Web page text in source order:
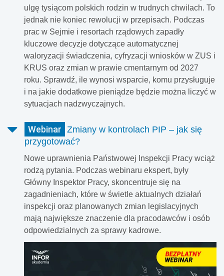
ulgę tysiącom polskich rodzin w trudnych chwilach. To
jednak nie koniec rewolucji w przepisach. Podczas
prac w Sejmie i resortach rządowych zapadły
kluczowe decyzje dotyczące automatycznej
waloryzacji świadczenia, cyfryzacji wniosków w ZUS i
KRUS oraz zmian w prawie cmentarnym od 2027
roku. Sprawdź, ile wynosi wsparcie, komu przysługuje
i na jakie dodatkowe pieniądze będzie można liczyć w
sytuacjach nadzwyczajnych.
Webinar Zmiany w kontrolach PIP – jak się
przygotować?
Nowe uprawnienia Państwowej Inspekcji Pracy wciąż
rodzą pytania. Podczas webinaru ekspert, były
Główny Inspektor Pracy, skoncentruje się na
zagadnieniach, które w świetle aktualnych działań
inspekcji oraz planowanych zmian legislacyjnych
mają największe znaczenie dla pracodawców i osób
odpowiedzialnych za sprawy kadrowe.